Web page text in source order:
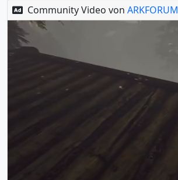
Community Video von ARKFORUM